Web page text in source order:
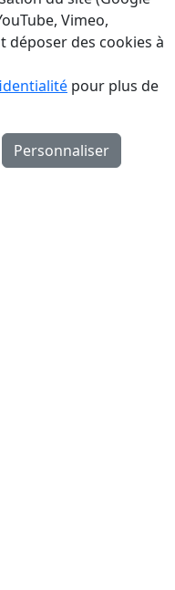
Vimeo,
déposer des cookies à
pour plus de
Personnaliser